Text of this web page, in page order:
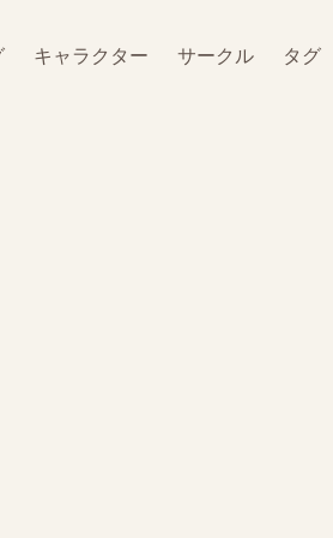
キャラクター サークル タグ